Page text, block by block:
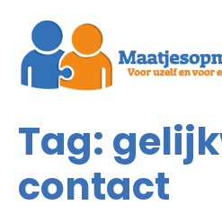
Tag:
contact